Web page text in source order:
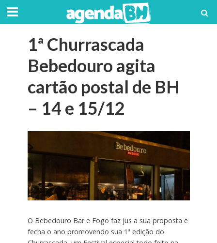
1ª Churrascada
Bebedouro agita
cartão postal de BH
– 14 e 15/12
O Bebedouro Bar e Fogo faz jus a sua proposta e
fecha o ano promovendo sua 1ª edição do